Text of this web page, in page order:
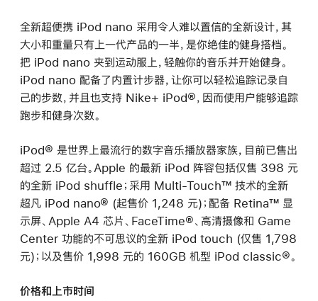
全新超便携 iPod nano 采用令人难以置信的全新设计，其
大小和重量只有上一代产品的一半，是你绝佳的健身搭档。
把 iPod nano 夹到运动服上，轻触你的音乐并开始健身。
iPod nano 配备了内置计步器，让你可以轻松追踪记录自
己的步数，并且也支持 Nike+ iPod®，因而使用户能够追踪
跑步和健身次数。
iPod® 是世界上最流行的数字音乐播放器家族，目前已售出
超过 2.5 亿台。Apple 的最新 iPod 阵容包括仅售 398 元
的全新 iPod shuffle；采用 Multi-Touch™ 技术的全新
超凡 iPod nano® (起售价 1,248 元)；配备 Retina™ 显
示屏、Apple A4 芯片、FaceTime®、高清摄像和 Game
Center 功能的不可思议的全新 iPod touch (仅售 1,798
元)；以及售价 1,998 元的 160GB 机型 iPod classic®。
价格和上市时间